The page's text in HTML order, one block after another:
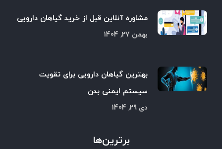
مشاوره آنلاین قبل از خرید گیاهان دارویی
بهمن 27, 1404
بهترین گیاهان دارویی برای تقویت
سیستم ایمنی بدن
دی 29, 1404
برترین‌ها